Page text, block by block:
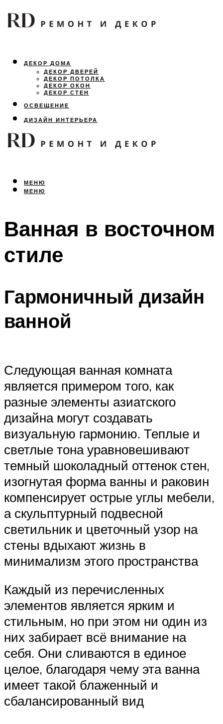
ДЕКОР ДОМА
ДЕКОР ДВЕРЕЙ
ДЕКОР ПОТОЛКА
ДЕКОР ОКОН
ДЕКОР СТЕН
ОСВЕЩЕНИЕ
ДИЗАЙН ИНТЕРЬЕРА
ЛАНДШАФТНЫЙ ДИЗАЙН
ВСЕ ПРО РЕМОНТ
МЕНЮ
МЕНЮ
Ванная в восточном
стиле
Гармоничный дизайн
ванной
Следующая ванная комната
является примером того, как
разные элементы азиатского
дизайна могут создавать
визуальную гармонию. Теплые и
светлые тона уравновешивают
темный шоколадный оттенок стен,
изогнутая форма ванны и раковин
компенсирует острые углы мебели,
а скульптурный подвесной
светильник и цветочный узор на
стены вдыхают жизнь в
минимализм этого пространства
Каждый из перечисленных
элементов является ярким и
стильным, но при этом ни один из
них забирает всё внимание на
себя. Они сливаются в единое
целое, благодаря чему эта ванна
имеет такой блаженный и
сбалансированный вид